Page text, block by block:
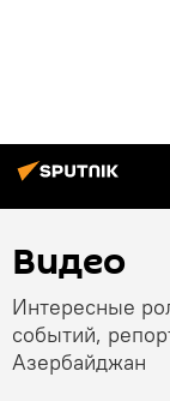
Видео
Интересные
событий,
Азербайджан